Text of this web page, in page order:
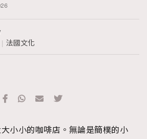
法國文化
小小的咖啡店。無論是簡樸的小